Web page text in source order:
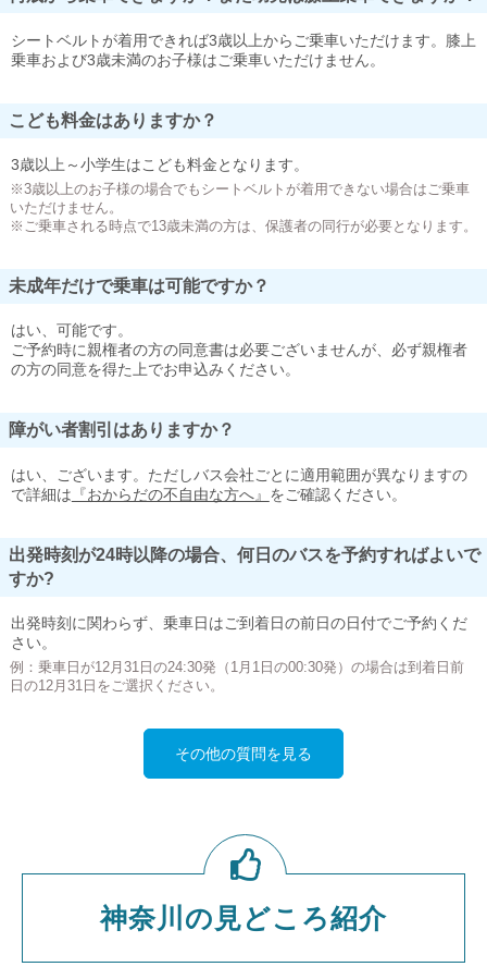
シートベルトが着用できれば3歳以上からご乗車いただけます。膝上
乗車および3歳未満のお子様はご乗車いただけません。
こども料金はありますか？
3歳以上～小学生はこども料金となります。
※3歳以上のお子様の場合でもシートベルトが着用できない場合はご乗車
いただけません。
※ご乗車される時点で13歳未満の方は、保護者の同行が必要となります。
未成年だけで乗車は可能ですか？
はい、可能です。
ご予約時に親権者の方の同意書は必要ございませんが、必ず親権者
の方の同意を得た上でお申込みください。
障がい者割引はありますか？
はい、ございます。ただしバス会社ごとに適用範囲が異なりますの
で詳細は 『おからだの不自由な方へ』 をご確認ください。
出発時刻が24時以降の場合、何日のバスを予約すればよいで
すか?
出発時刻に関わらず、乗車日はご到着日の前日の日付でご予約くだ
さい。
例：乗車日が12月31日の24:30発（1月1日の00:30発）の場合は到着日前
日の12月31日をご選択ください。
その他の質問を見る
神奈川の見どころ紹介